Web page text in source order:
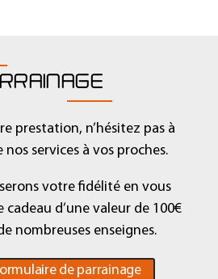
prestation, n’hésitez pas à
services à vos proches.
votre fidélité en vous
d’une valeur de 100€
nombreuses enseignes.
de parrainage